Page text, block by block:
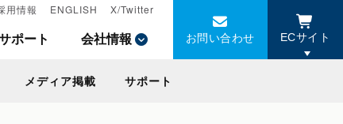
ポート 会社情報
用情報 ENGLISH X/Twitter
お問い合わせ ECサイト
メディア掲載 サポート
ポート 会社情報
用情報 ENGLISH X/Twitter
お問い合わせ ECサイト
メディア掲載 サポート